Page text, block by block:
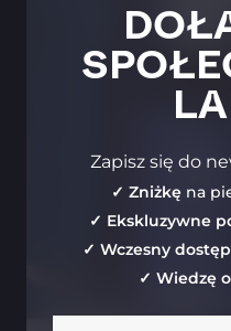
Zapisz się do
✓ Zniżkęna
✓ Ekskluzywne
✓ Wczesny dostęp
✓ Wiedzę